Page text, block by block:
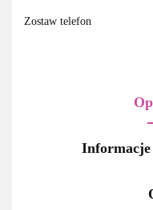
Zostaw telefon
Informacje